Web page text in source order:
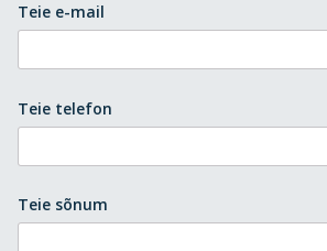
Teie e-mail
Teie telefon
Teie sõnum